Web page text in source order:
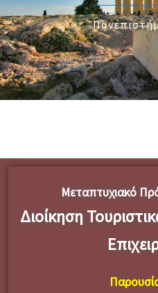
Μεταπτυχιακό
Διοίκηση